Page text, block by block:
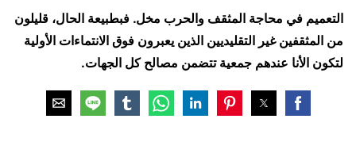
التعميم في محاجة المثقف والحرب مخل. فبطبيعة الحال، قليلون
من المثقفين غير التقليديين الذين يعبرون فوق الانتماءات الأولية
لتكون الأنا عندهم جمعية تتضمن مصالح كل الجهات.